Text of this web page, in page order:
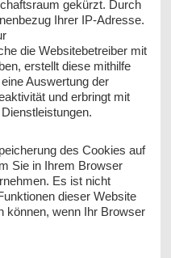
gekürzt. Durch
Ihrer IP-Adresse.
die Websitebetreiber mit
erstellt diese mithilfe
Auswertung der
und erbringt mit
des Cookies auf
Sie in Ihrem Browser
Es ist nicht
dieser Website
können, wenn Ihr Browser